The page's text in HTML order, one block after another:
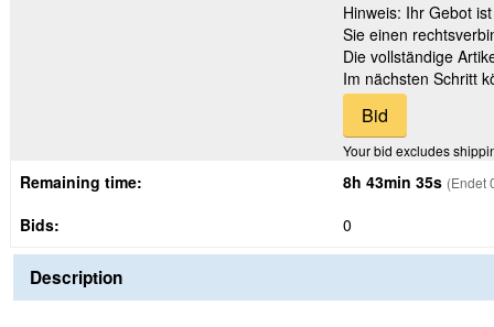
Hinweis: Ihr Gebot
Sie einen
Die vollständige
Im nächsten Schritt
Your bid excludes
Remaining time: 8h 43min 33s (Endet
Bids: 0
Description